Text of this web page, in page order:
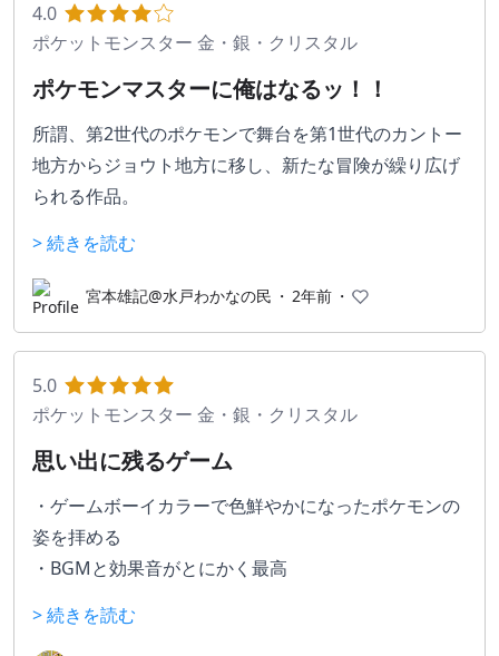
4.0
ポケットモンスター 金・銀・クリスタル
ポケモンマスターに俺はなるッ！！
所謂、第2世代のポケモンで舞台を第1世代のカントー
地方からジョウト地方に移し、新たな冒険が繰り広げ
られる作品。
うとして挫折したのはいい思い出ww
> 続きを読む
宮本雄記@水戸わかなの民 ・ 2年前 ・
5.0
ポケットモンスター 金・銀・クリスタル
思い出に残るゲーム
・ゲームボーイカラーで色鮮やかになったポケモンの
姿を拝める
・BGMと効果音がとにかく最高
方も冒険できる
> 続きを読む